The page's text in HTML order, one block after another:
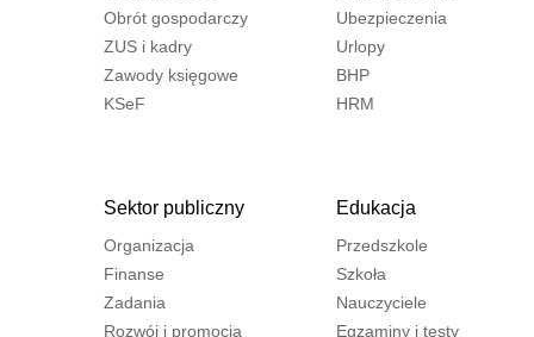
Obrót gospodarczy
ZUS i kadry
Zawody księgowe
KSeF
Ubezpieczenia
Urlopy
BHP
HRM
Sektor publiczny
Organizacja
Finanse
Zadania
Rozwój i promocja
Edukacja
Przedszkole
Szkoła
Nauczyciele
Egzaminy i testy